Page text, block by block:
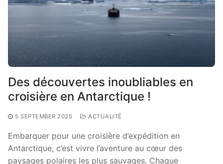
Des découvertes inoubliables en
croisière en Antarctique !
5 SEPTEMBER 2025 ACTUALITÉ
Embarquer pour une croisière d’expédition en
Antarctique, c’est vivre l’aventure au cœur des
paysages polaires les plus sauvages. Chaque